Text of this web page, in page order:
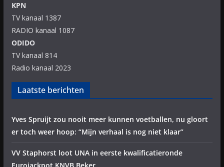
KPN
TV kanaal 1387
RADIO kanaal 1087
ODIDO
TV kanaal 814
Radio kanaal 2023
Laatste berichten
Yves Spruijt zou nooit meer kunnen voetballen, nu gloort
er toch weer hoop: “Mijn verhaal is nog niet klaar”
VV Staphorst loot UNA in eerste kwalificatieronde